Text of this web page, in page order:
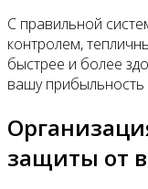
С правильной
контролем,
быстрее и более
вашу прибыльность
защиты от